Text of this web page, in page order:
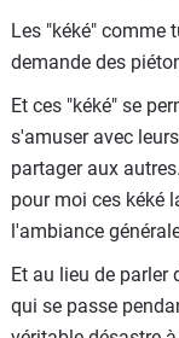
Les "kéké" comme
demande des
Et ces "kéké" se
s'amuser avec
partager aux
pour moi ces kéké
l'ambiance
Et au lieu de parler
qui se passe